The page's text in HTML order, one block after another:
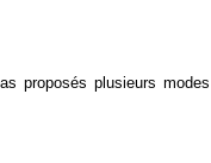
proposés plusieurs modes